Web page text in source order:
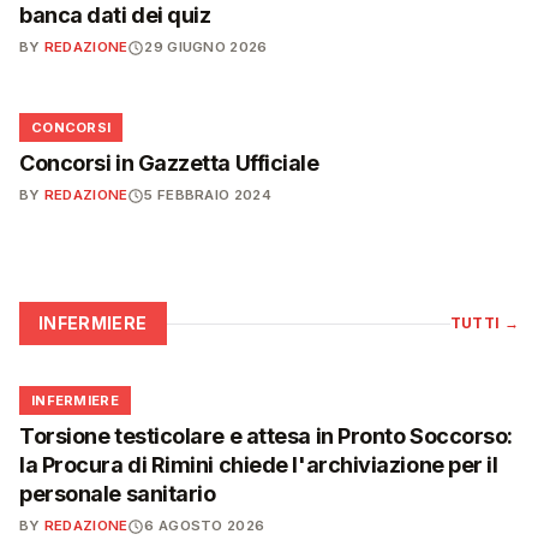
banca dati dei quiz
BY REDAZIONE 29 GIUGNO 2026
📋
CONCORSI
Concorsi in Gazzetta Ufficiale
BY REDAZIONE 5 FEBBRAIO 2024
INFERMIERE TUTTI →
🩺
INFERMIERE
Torsione testicolare e attesa in Pronto Soccorso:
la Procura di Rimini chiede l'archiviazione per il
personale sanitario
BY REDAZIONE 6 AGOSTO 2026